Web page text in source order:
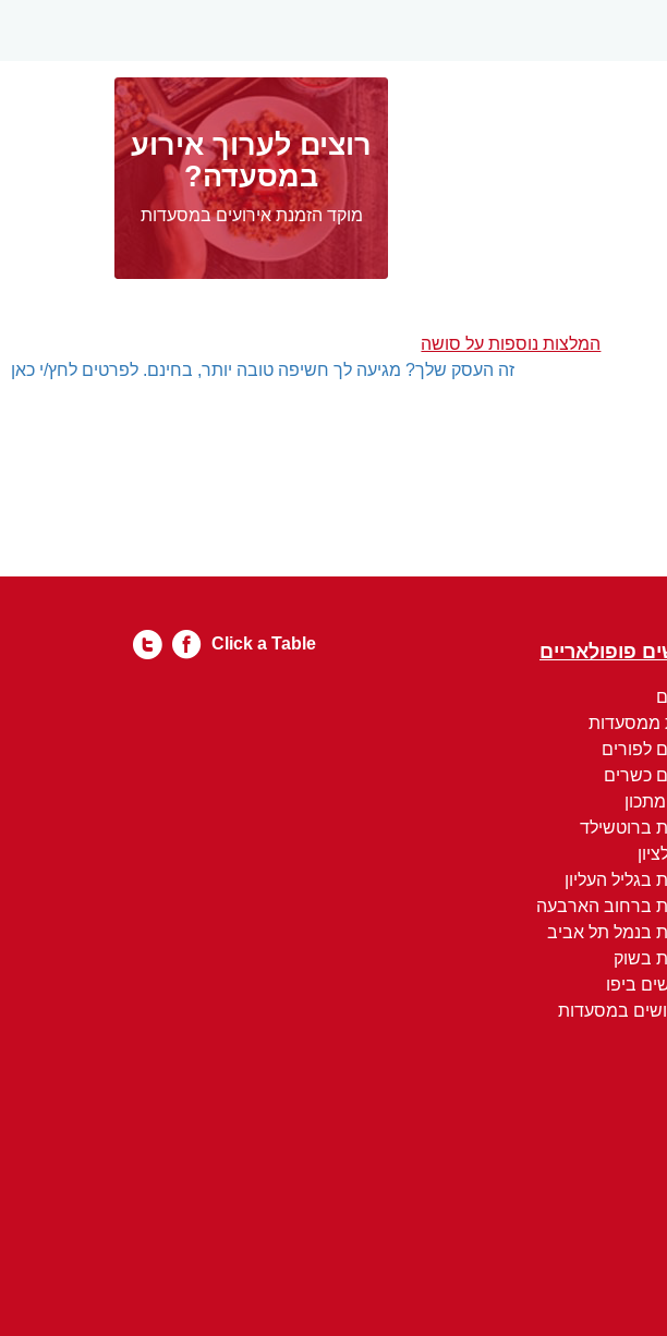
המלצות נוספות על סושה
רוצים לערוך אירוע
במסעדה?
מוקד הזמנת אירועים במסעדות
זה העסק שלך? מגיעה לך חשיפה טובה יותר, בחינם. לפרטים לחץ/י כאן
פופולאריים
ממסעדות
לפורים
כשרים
ברוטשילד
בגליל העליון
ברחוב הארבעה
בנמל תל אביב
בשוק
ביפו
במסעדות
Click a Table